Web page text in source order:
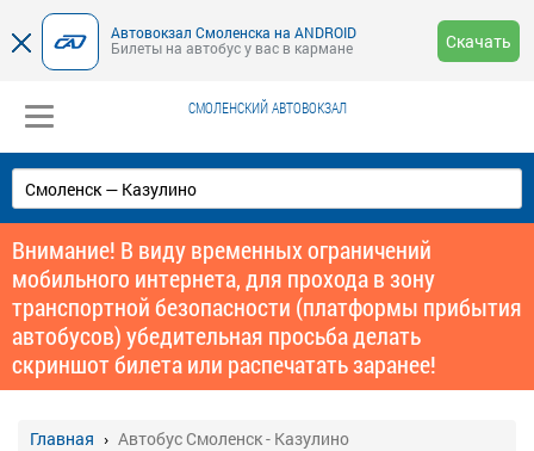
Автовокзал Смоленска на ANDROID
Билеты на автобус у вас в кармане
Скачать
СМОЛЕНСКИЙ АВТОВОКЗАЛ
Внимание! В виду временных ограничений
мобильного интернета, для прохода в зону
транспортной безопасности (платформы прибытия
автобусов) убедительная просьба делать
скриншот билета или распечатать заранее!
Главная Автобус Смоленск - Казулино